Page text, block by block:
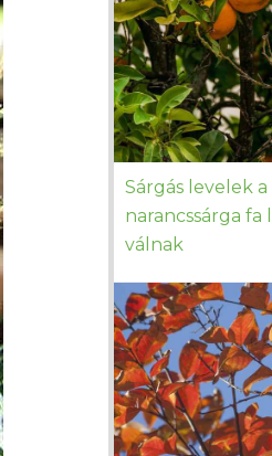
Sárgás levelek
narancssárga fa
válnak